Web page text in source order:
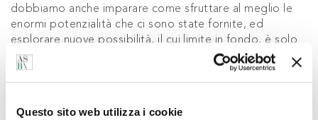
Questo sito web utilizza i cookie
dobbiamo anche imparare come sfruttare al meglio le
enormi potenzialità che ci sono state fornite, ed
esplorare nuove possibilità, il cui limite in fondo, è solo
la nostra immaginazione.